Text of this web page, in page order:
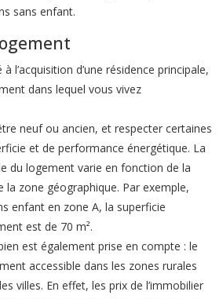
sans enfant.
l’acquisition d’une résidence principale,
dans lequel vous vivez
neuf ou ancien, et respecter certaines
et de performance énergétique. La
du logement varie en fonction de la
la zone géographique. Par exemple,
enfant en zone A, la superficie
est de 70 m².
est également prise en compte : le
accessible dans les zones rurales
villes. En effet, les prix de l’immobilier